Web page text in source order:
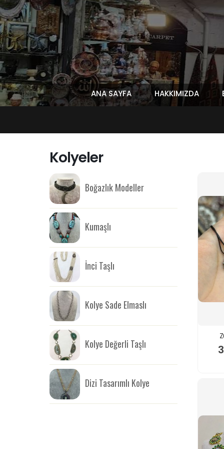
ANA SAYFA HAKKIMIZDA
Kolyeler
Boğazlık Modeller
Kumaşlı
İnci Taşlı
Kolye Sade Elmaslı
Kolye Değerli Taşlı
Dizi Tasarımlı Kolye